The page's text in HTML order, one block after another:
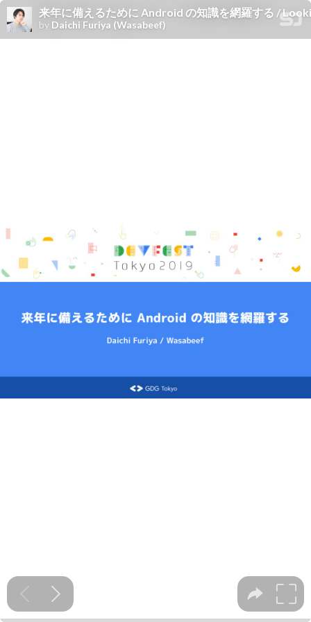
来年に備えるために Android の知識を網羅する /
by Daichi Furiya (Wasabeef)